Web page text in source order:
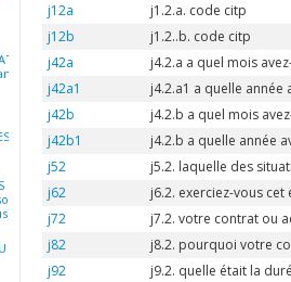
et
j12a
j1.2.a. code citp
j12b
j1.2..b. code citp
j42a
j4.2.a a quel mois
j42a1
j4.2.a1 a quelle année
j42b
j4.2.b a quel mois
j42b1
j4.2.b a quelle année
j52
j5.2. laquelle des
j62
j6.2. exerciez-vous
j72
j7.2. votre contrat ou
j82
j8.2. pourquoi votre
j92
j9.2. quelle était la